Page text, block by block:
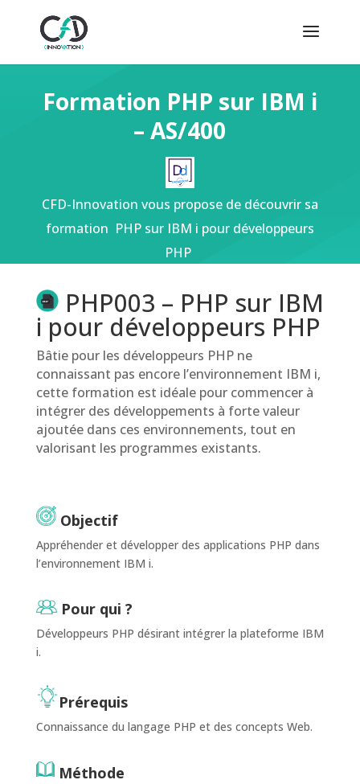
Formation PHP sur IBM i
– AS/400
CFD-Innovation vous propose de découvrir sa
formation PHP sur IBM i pour développeurs
PHP
PHP003 – PHP sur IBM
i pour développeurs PHP
Bâtie pour les développeurs PHP ne
connaissant pas encore l’environnement IBM i,
cette formation est idéale pour commencer à
intégrer des développements à forte valeur
ajoutée dans ces environnements, tout en
valorisant les programmes existants.
Objectif
Appréhender et développer des applications PHP dans
l’environnement IBM i.
Pour qui ?
Développeurs PHP désirant intégrer la plateforme IBM
i.
Prérequis
Connaissance du langage PHP et des concepts Web.
Méthode